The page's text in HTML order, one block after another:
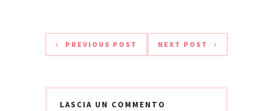
all'anno per cenare
fuori casa, una
spesa pro capite
servizio e già più
PREVIOUS POST NEXT POST
LASCIA UN COMMENTO